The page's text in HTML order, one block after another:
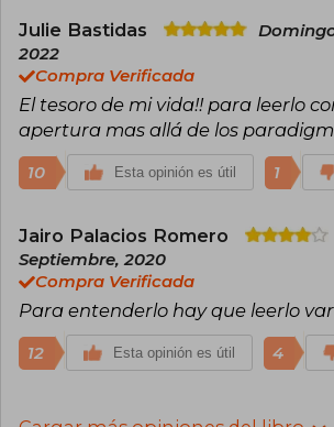
Julie Bastidas
2022
Compra Verificada
El tesoro de mi vida!! para leerlo
apertura mas allá de los
10 Esta opinión es útil 1
Jairo Palacios Romero
Septiembre, 2020
Compra Verificada
Para entenderlo hay que leerlo
12 Esta opinión es útil 4